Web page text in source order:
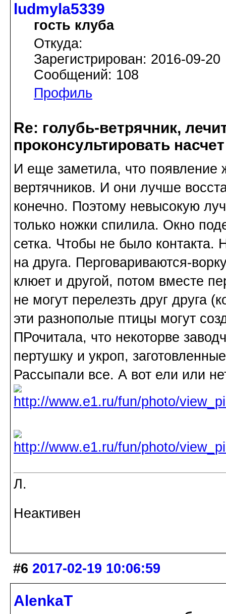
ludmyla5339
гость клуба
Откуда:
Зарегистрирован: 2016-09-20
Сообщений: 108
Профиль
Re: голубь-ветрячник,
проконсультировать
И еще заметила, что появление
вертячников. И они лучше
конечно. Поэтому невысокую
только ножки спилила. Окно
сетка. Чтобы не было контакта.
на друга. Перговариваются-
клюет и другой, потом вместе
не могут перелезть друг друга
эти разнополые птицы могут
ПРочитала, что некоторве
пертушку и укроп,
Рассыпали все. А вот ели или
Л.
Неактивен
#6 2017-02-19 10:06:59
AlenkaT